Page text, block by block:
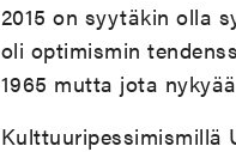
2015 on syytäkin olla
oli optimismin
1965 mutta jota
Kulttuuripessimismillä